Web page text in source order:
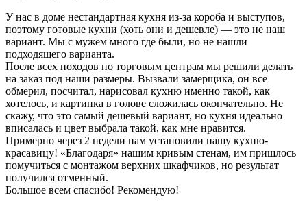
У нас в доме нестандартная кухня из-за короба и выступов,
поэтому готовые кухни (хоть они и дешевле) — это не наш
вариант. Мы с мужем много где были, но не нашли
подходящего варианта.
После всех походов по торговым центрам мы решили делать
на заказ под наши размеры. Вызвали замерщика, он все
обмерил, посчитал, нарисовал кухню именно такой, как
хотелось, и картинка в голове сложилась окончательно. Не
скажу, что это самый дешевый вариант, но кухня идеально
вписалась и цвет выбрала такой, как мне нравится.
Примерно через 2 недели нам установили нашу кухню-
красавицу! «Благодаря» нашим кривым стенам, им пришлось
помучиться с монтажом верхних шкафчиков, но результат
получился отменный.
Большое всем спасибо! Рекомендую!